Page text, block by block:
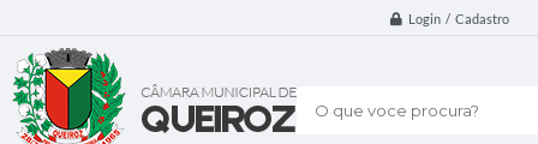
Login / Cadastro
O que voce procura?